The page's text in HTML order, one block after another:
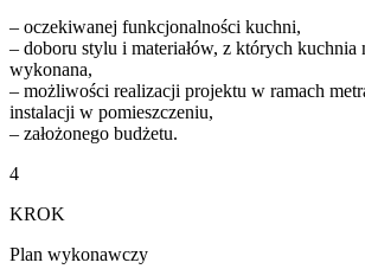
– oczekiwanej funkcjonalności kuchni,
– doboru stylu i materiałów, z których kuchnia
wykonana,
– możliwości realizacji projektu w ramach
instalacji w pomieszczeniu,
– założonego budżetu.
4
KROK
Plan wykonawczy